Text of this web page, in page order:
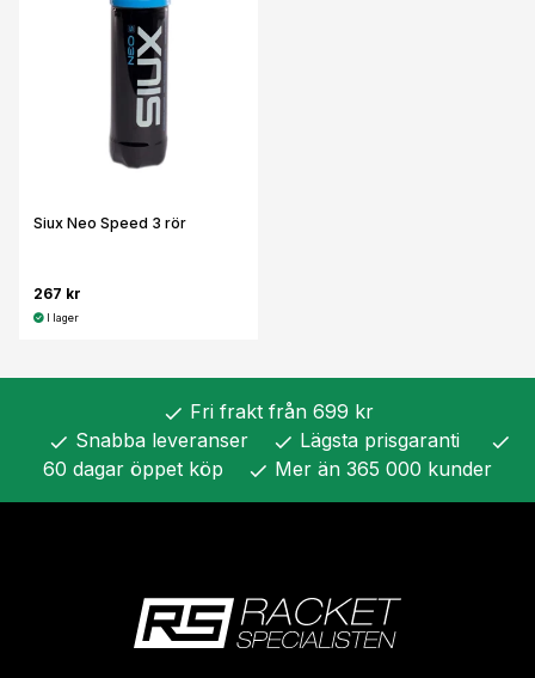
Siux Neo Speed 3 rör
267 kr
I lager
check Fri frakt från 699 kr
check Snabba leveranser check Lägsta prisgaranti check
60 dagar öppet köp check Mer än 365 000 kunder